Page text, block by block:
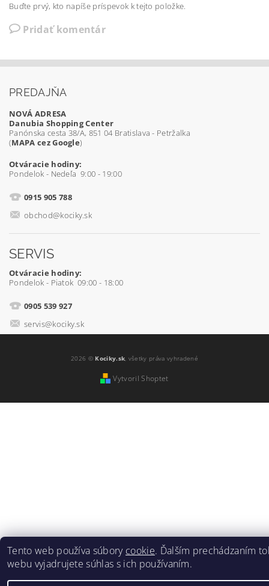
Buďte prvý, kto napíše príspevok k tejto položke.
Pridať komentár
PREDAJŇA
NOVÁ ADRESA
Danubia Shopping Center
Panónska cesta 38/A, 851 04 Bratislava - Petržalka
(MAPA cez Google)
Otváracie hodiny:
Pondelok - Nedeľa 9:00 - 19:00
0915 905 788
obchod@kociky.sk
SERVIS
Otváracie hodiny:
Pondelok - Piatok 09:00 - 18:00
0905 539 927
servis@kociky.sk
2026 © Kociky.sk, všetky práva vyhradené
Vytvoril Shoptet
Tento web používa súbory cookie. Ďalším prechádzaním
webu vyjadrujete súhlas s ich používaním.